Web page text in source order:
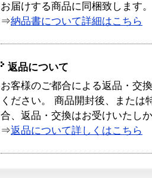
お届けする商品に同梱致します。
⇒納品書について詳細はこちら
返品について
お客様のご都合による返品・交
ください。 商品開封後、または
合、返品・交換はお受けいたし
⇒返品について詳しくはこちら